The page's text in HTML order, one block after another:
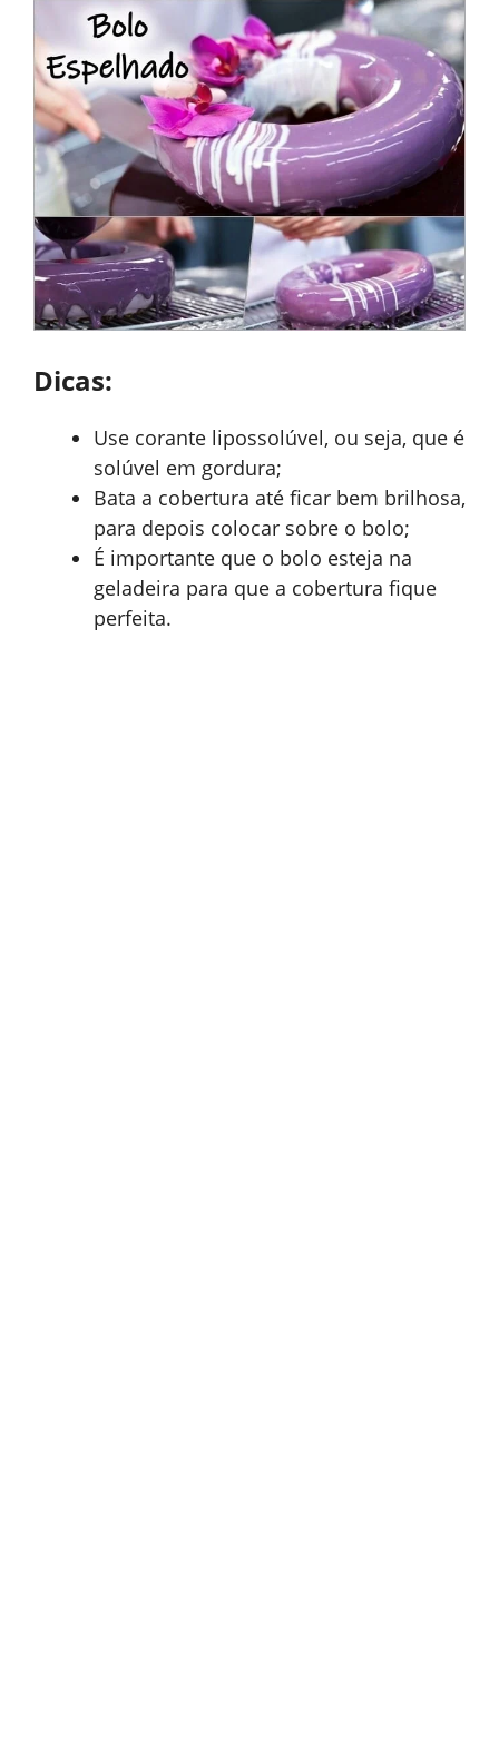
Dicas:
Use corante lipossolúvel, ou seja, que é
solúvel em gordura;
Bata a cobertura até ficar bem brilhosa,
para depois colocar sobre o bolo;
É importante que o bolo esteja na
geladeira para que a cobertura fique
perfeita.